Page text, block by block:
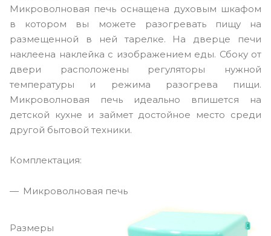
Микроволновая печь оснащена духовым шкафом
в котором вы можете разогревать пищу на
размещенной в ней тарелке. На дверце печи
наклеена наклейка с изображением еды. Сбоку от
двери расположены регуляторы нужной
температуры и режима разогрева пищи.
Микроволновая печь идеально впишется на
детской кухне и займет достойное место среди
другой бытовой техники.
Комплектация:
Микроволновая печь
Размеры